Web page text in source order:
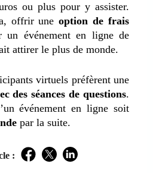
ou plus pour y assister.
offrir uneoption de frais
un événement en ligne de
attirer le plus de monde.
virtuels préfèrent une
des séances de questions.
événement en ligne soit
par la suite.
: Facebook
TwitterLinkedIn